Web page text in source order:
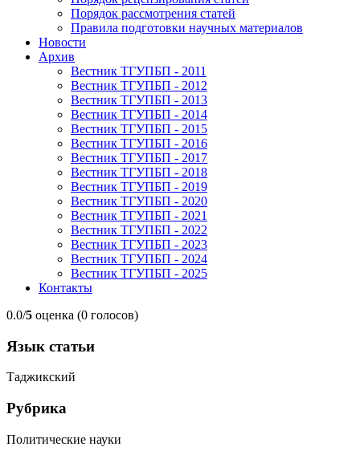
Порядок рассмотрения статей
Правила подготовки научных материалов
Новости
Архив
Вестник ТГУПБП - 2011
Вестник ТГУПБП - 2012
Вестник ТГУПБП - 2013
Вестник ТГУПБП - 2014
Вестник ТГУПБП - 2015
Вестник ТГУПБП - 2016
Вестник ТГУПБП - 2017
Вестник ТГУПБП - 2018
Вестник ТГУПБП - 2019
Вестник ТГУПБП - 2020
Вестник ТГУПБП - 2021
Вестник ТГУПБП - 2022
Вестник ТГУПБП - 2023
Вестник ТГУПБП - 2024
Вестник ТГУПБП - 2025
Контакты
0.0/5 оценка (0 голосов)
Язык статьи
Таджикский
Рубрика
Политические науки